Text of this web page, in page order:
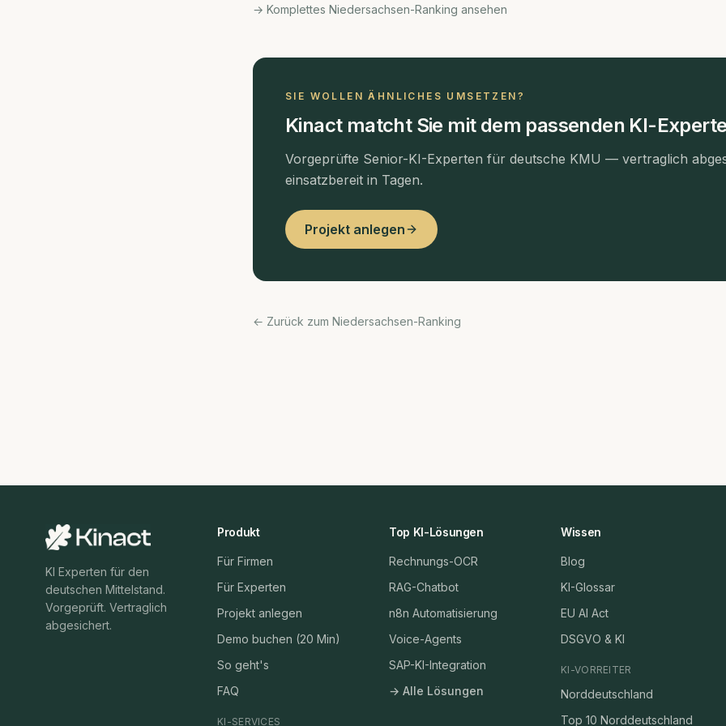
→ Komplettes Niedersachsen-Ranking ansehen
SIE WOLLEN ÄHNLICHES UMSETZEN?
Kinact matcht Sie mit dem passenden KI-
Vorgeprüfte Senior-KI-Experten für deutsche KMU — vertraglich
einsatzbereit in Tagen.
Projekt anlegen
← Zurück zum Niedersachsen-Ranking
KI Experten für den
deutschen Mittelstand.
Vorgeprüft. Vertraglich
abgesichert.
Produkt
Für Firmen
Für Experten
Projekt anlegen
Demo buchen (20 Min)
So geht's
FAQ
KI-SERVICES
Top KI-Lösungen
Rechnungs-OCR
RAG-Chatbot
n8n Automatisierung
Voice-Agents
SAP-KI-Integration
→ Alle Lösungen
Wissen
Blog
KI-Glossar
EU AI Act
DSGVO & KI
KI-VORREITER
Norddeutschland
Top 10 Norddeutschland